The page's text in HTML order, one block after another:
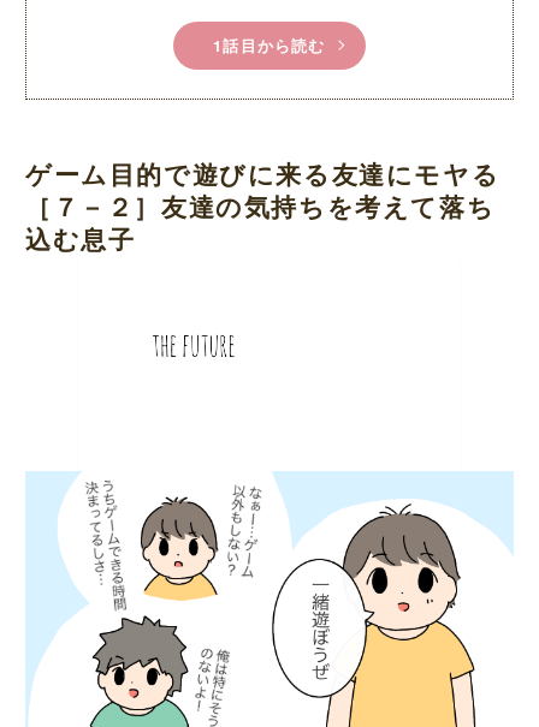
1話目から読む
ゲーム目的で遊びに来る友達にモヤる
［７－２］友達の気持ちを考えて落ち
込む息子